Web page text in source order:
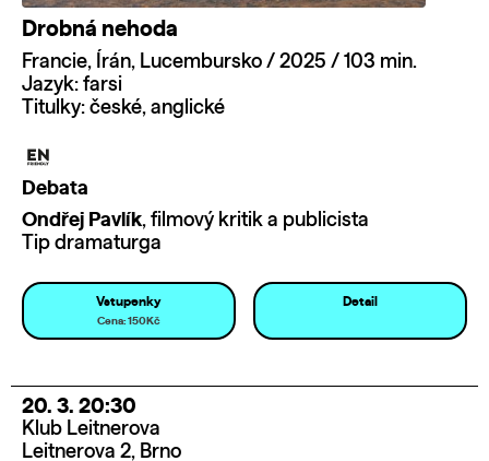
Drobná nehoda
Francie, Írán, Lucembursko / 2025 / 103 min.
Jazyk: farsi
Titulky: české, anglické
Debata
Ondřej Pavlík, filmový kritik a publicista
Tip dramaturga
Vstupenky
Cena: 150Kč
Detail
20. 3. 20:30
Klub Leitnerova
Leitnerova 2, Brno